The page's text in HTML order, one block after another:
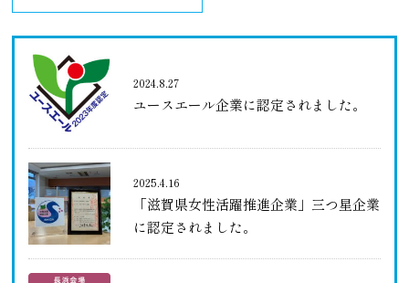
2024.8.27
ユースエール企業に認定されました。
2025.4.16
「滋賀県女性活躍推進企業」三つ星企業
に認定されました。